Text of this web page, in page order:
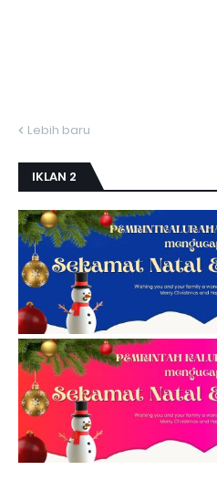
Lebih baru
IKLAN 2